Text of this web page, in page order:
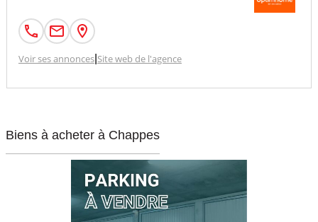
Voir ses annonces| Site web de l'agence
Biens à acheter à Chappes